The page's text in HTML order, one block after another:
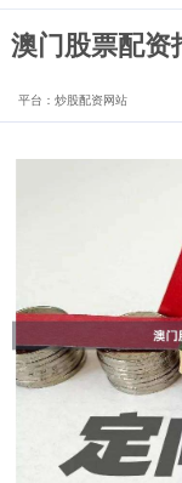
澳门股票配资
平台：炒股配资网站